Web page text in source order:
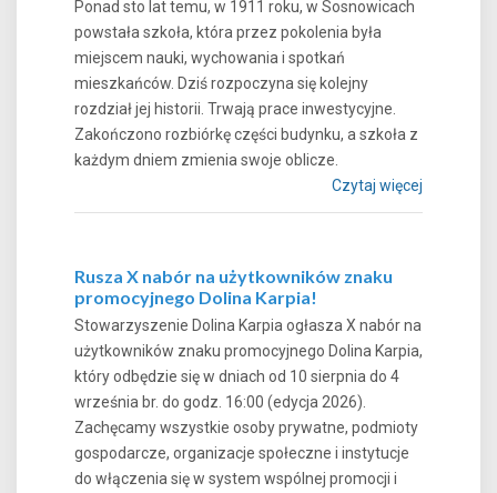
Ponad sto lat temu, w 1911 roku, w Sosnowicach
powstała szkoła, która przez pokolenia była
miejscem nauki, wychowania i spotkań
mieszkańców. Dziś rozpoczyna się kolejny
rozdział jej historii. Trwają prace inwestycyjne.
Zakończono rozbiórkę części budynku, a szkoła z
każdym dniem zmienia swoje oblicze.
Czytaj więcej
Rusza X nabór na użytkowników znaku
promocyjnego Dolina Karpia!
Stowarzyszenie Dolina Karpia ogłasza X nabór na
użytkowników znaku promocyjnego Dolina Karpia,
który odbędzie się w dniach od 10 sierpnia do 4
września br. do godz. 16:00 (edycja 2026).
Zachęcamy wszystkie osoby prywatne, podmioty
gospodarcze, organizacje społeczne i instytucje
do włączenia się w system wspólnej promocji i